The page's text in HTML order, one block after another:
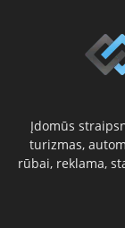
Įdomūs
turizmas,
rūbai, reklama,